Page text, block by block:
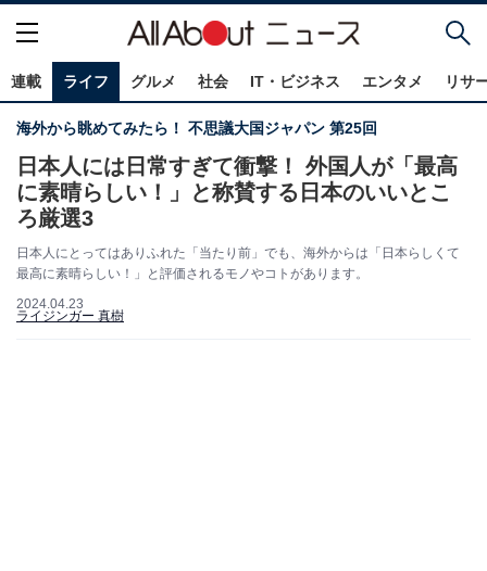
連載 ライフ グルメ 社会 IT・ビジネス エンタメ リサ
海外から眺めてみたら！ 不思議大国ジャパン 第25回
日本人には日常すぎて衝撃！ 外国人が「最高
に素晴らしい！」と称賛する日本のいいとこ
ろ厳選3
日本人にとってはありふれた「当たり前」でも、海外からは「日本らしくて
最高に素晴らしい！」と評価されるモノやコトがあります。
2024.04.23
ライジンガー 真樹